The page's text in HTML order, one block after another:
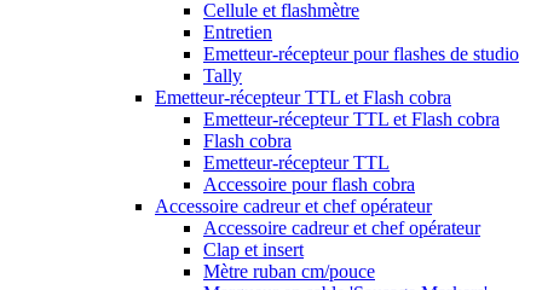
Cellule et flashmètre
Entretien
Emetteur-récepteur pour flashes de studio
Tally
Emetteur-récepteur TTL et Flash cobra
Emetteur-récepteur TTL et Flash cobra
Flash cobra
Emetteur-récepteur TTL
Accessoire pour flash cobra
Accessoire cadreur et chef opérateur
Accessoire cadreur et chef opérateur
Clap et insert
Mètre ruban cm/pouce